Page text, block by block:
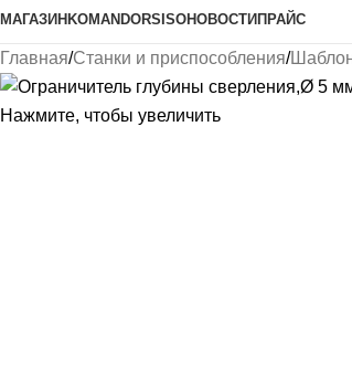
МАГАЗИН KOMANDORSISOНОВОСТИ ПРАЙС
Главная Станки и приспособления
Нажмите, чтобы увеличить